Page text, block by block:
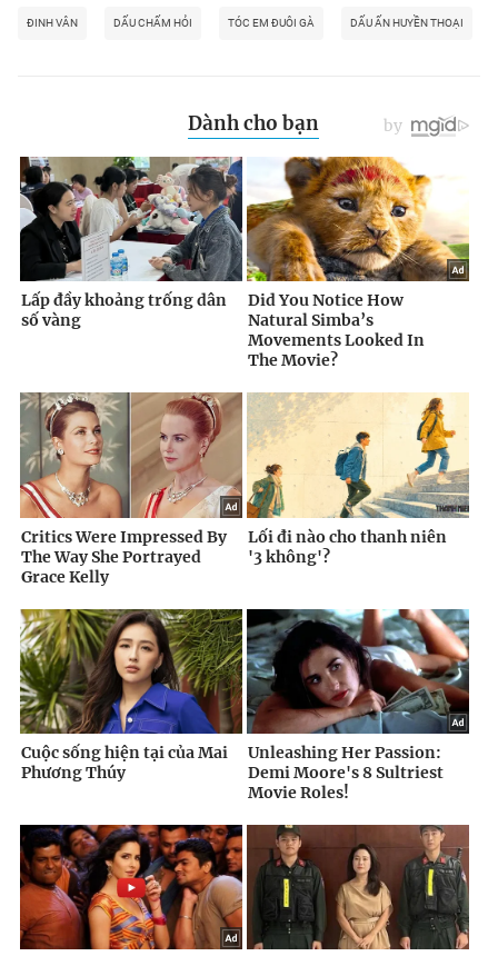
ĐINH VÂN DẤU CHẤM HỎI TÓC EM ĐUÔI GÀ DẤU ẤN HUYỀN THOẠI